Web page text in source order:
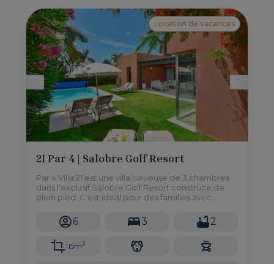
Location de vacances
21 Par 4 | Salobre Golf Resort
Par 4 Villa 21 est une villa luxueuse de 3 chambres
dans l'exclusif Salobre Golf Resort construite de
plein pied. C'est ideal pour des familles avec
réduite.
6 3 2
115m2